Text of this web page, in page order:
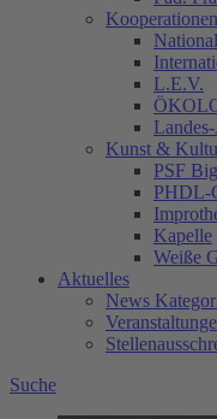
L.E.V.
Kunst &
PSF
PHDL-
Kapelle
Weiße
Aktuelles
News
Suche